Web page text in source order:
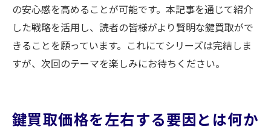
の安心感を高めることが可能です。本記事を通じて紹介
した戦略を活用し、読者の皆様がより賢明な鍵買取がで
きることを願っています。これにてシリーズは完結しま
すが、次回のテーマを楽しみにお待ちください。
鍵買取価格を左右する要因とは何か